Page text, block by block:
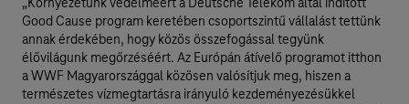
„Környezetünk védelméért a Deutsche Telekom által indított
Good Cause program keretében csoportszintű vállalást tettünk
annak érdekében, hogy közös összefogással tegyünk
élővilágunk megőrzéséért. Az Európán átívelő programot itthon
a WWF Magyarországgal közösen valósítjuk meg, hiszen a
természetes vízmegtartásra irányuló kezdeményezésükkel